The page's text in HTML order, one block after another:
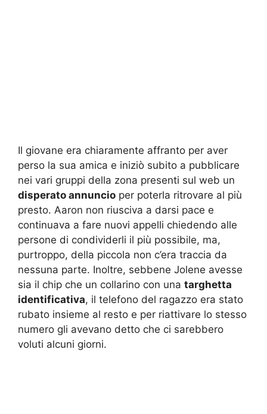
Il giovane era chiaramente affranto per aver
perso la sua amica e iniziò subito a pubblicare
nei vari gruppi della zona presenti sul web un
disperato annuncio per poterla ritrovare al più
presto. Aaron non riusciva a darsi pace e
continuava a fare nuovi appelli chiedendo alle
persone di condividerli il più possibile, ma,
purtroppo, della piccola non c’era traccia da
nessuna parte. Inoltre, sebbene Jolene avesse
sia il chip che un collarino con una targhetta
identificativa, il telefono del ragazzo era stato
rubato insieme al resto e per riattivare lo stesso
numero gli avevano detto che ci sarebbero
voluti alcuni giorni.